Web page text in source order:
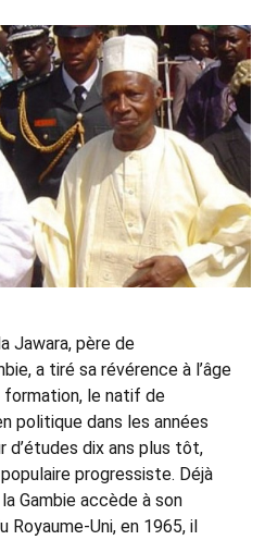
Jawara, père de
a tiré sa révérence à l’âge
formation, le natif de
politique dans les années
d’études dix ans plus tôt,
progressiste. Déjà
Gambie accède à son
Royaume-Uni, en 1965, il